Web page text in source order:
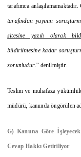
tarafımca
tarafından yayının
sitesine yazılı olarak
bildirilmesine kadar
zorunludur.” denilmiştir.
Teslim ve muhafaza
müdürü, kanunda öngörülen
G) Kanuna Göre
Cevap Hakkı Getiriliyor